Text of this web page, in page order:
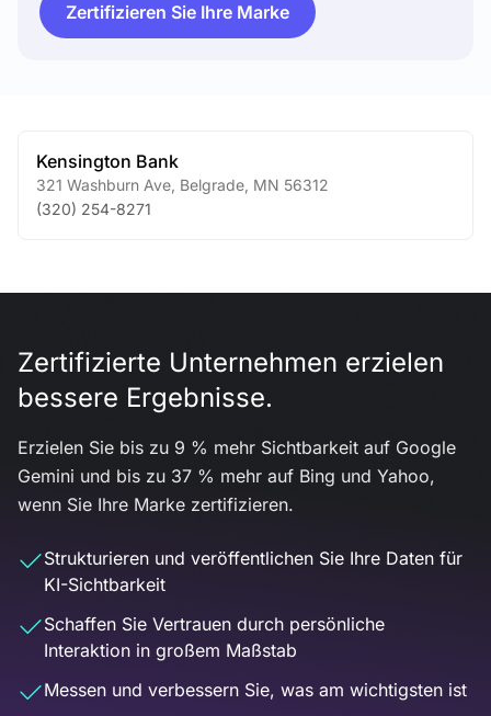
Zertifizieren Sie Ihre Marke
Kensington Bank
321 Washburn Ave Belgrade MN 56312
(320) 254-8271
Zertifizierte Unternehmen erzielen
bessere Ergebnisse.
Erzielen Sie bis zu 9 % mehr Sichtbarkeit auf Google
Gemini und bis zu 37 % mehr auf Bing und Yahoo,
wenn Sie Ihre Marke zertifizieren.
Strukturieren und veröffentlichen Sie Ihre Daten für
KI-Sichtbarkeit
Schaffen Sie Vertrauen durch persönliche
Interaktion in großem Maßstab
Messen und verbessern Sie, was am wichtigsten ist